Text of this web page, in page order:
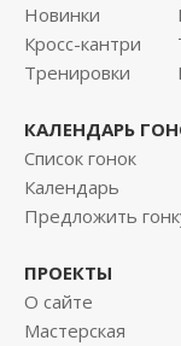
Новинки
Кросс-кантри
Тренировки
КАЛЕНДАРЬ
Список гонок
Календарь
Предложить
ПРОЕКТЫ
О сайте
Мастерская